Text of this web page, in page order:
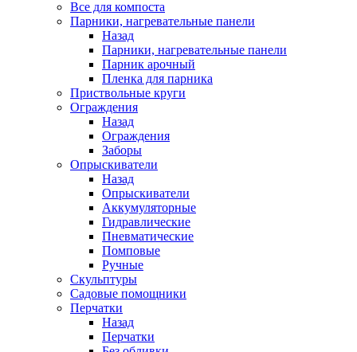
Все для компоста
Парники, нагревательные панели
Назад
Парники, нагревательные панели
Парник арочный
Пленка для парника
Приствольные круги
Ограждения
Назад
Ограждения
Заборы
Опрыскиватели
Назад
Опрыскиватели
Аккумуляторные
Гидравлические
Пневматические
Помповые
Ручные
Скульптуры
Садовые помощники
Перчатки
Назад
Перчатки